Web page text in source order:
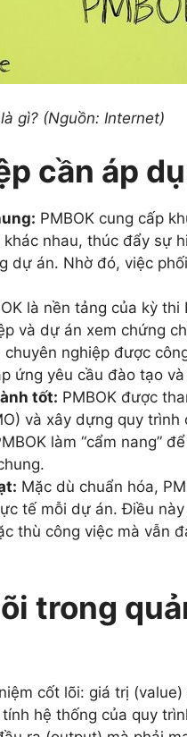
gì? (Nguồn: Internet)
cần áp
PMBOK cung cấp
nhau, thúc đẩy sự
dự án. Nhờ đó, việc
là nền tảng của kỳ
và dự án xem chứng
nghiệp được
ứng yêu cầu đào tạo
tốt: PMBOK được
và xây dựng quy trình
làm “cẩm nang”
Mặc dù chuẩn hóa,
tế mỗi dự án. Điều
thù công việc mà vẫn
trong
cốt lõi: giá trị
hệ thống của quy